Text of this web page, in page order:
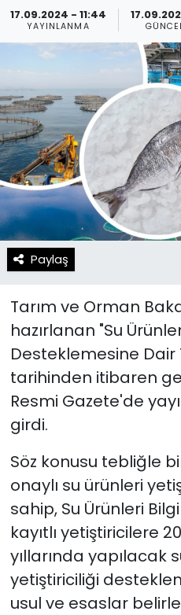
17.09.2024 - 11:44
YAYINLANMA
Paylaş
Tarım ve Orman
hazırlanan "Su
Desteklemesine Dair
tarihinden itibaren
Resmi Gazete'de
girdi.
Söz konusu tebliğle
onaylı su ürünleri
sahip, Su Ürünleri
kayıtlı yetiştiricilere
yıllarında yapılacak
yetiştiriciliği
usul ve esaslar
Resmi İlanlar
Künye
Gizlilik Sözleşmesi
İletişim